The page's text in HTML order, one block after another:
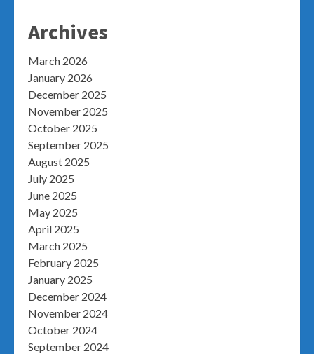
Archives
March 2026
January 2026
December 2025
November 2025
October 2025
September 2025
August 2025
July 2025
June 2025
May 2025
April 2025
March 2025
February 2025
January 2025
December 2024
November 2024
October 2024
September 2024